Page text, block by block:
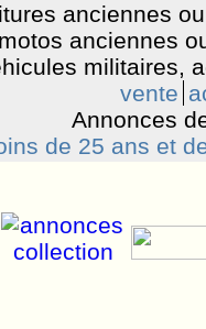
anciennes
anciennes
militaires,
vente
Annonces
de 25 ans et